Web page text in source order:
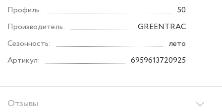
Отзывы
Профиль:
50
Производитель:
GREENTRAC
Сезонность:
лето
Артикул:
6959613720925